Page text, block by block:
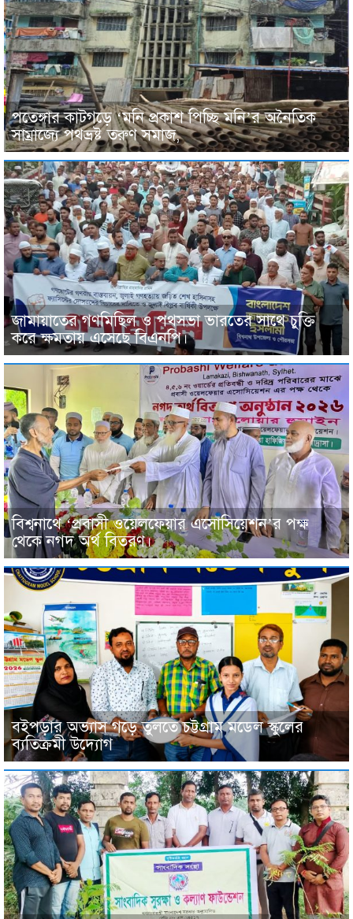
পতেঙ্গার কাটগড়ে ‘মনি প্রকাশ পিচ্ছি মনি’র অনৈতিক
সাম্রাজ্যে পথভ্রষ্ট তরুণ সমাজ,
জামায়াতের গণমিছিল ও পথসভা ভারতের সাথে চুক্তি
করে ক্ষমতায় এসেছে বিএনপি।
বিশ্বনাথে ‘প্রবাসী ওয়েলফেয়ার এসোসিয়েশন’র পক্ষ
থেকে নগদ অর্থ বিতরণ।
বইপড়ার অভ্যাস গড়ে তুলতে চট্টগ্রাম মডেল স্কুলের
ব্যতিক্রমী উদ্যোগ